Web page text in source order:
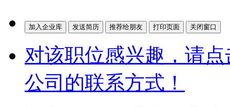
对该职位感兴趣，请
公司的联系方式！